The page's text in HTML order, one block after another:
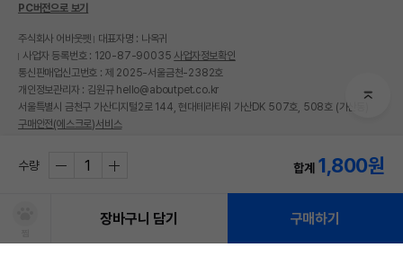
상품 필수 정보
경우 그에 대한 사항
수량 합계 1,800원
장바구니 담기 구매하기
PC버전으로 보기
주식회사 어바웃펫
대표자명 : 나옥귀
사업자 등록번호 : 120-87-90035 사업자정보확인
통신판매업신고번호 : 제 2025-서울금천-2382호
개인정보관리자 : 김원규 hello@aboutpet.co.kr
서울특별시 금천구 가산디지털2로 144, 현대테라타워 가산DK 507호, 508호 (가산동)
구매안전(에스크로)서비스